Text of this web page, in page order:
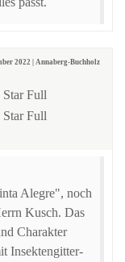
2022 | Annaberg-Buchholz
Alegre", noch
Kusch. Das
Charakter
Insektengitter-